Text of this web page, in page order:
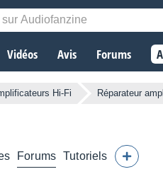
Vidéos Avis Forums
Hi-Fi Réparateur
Forums Tutoriels